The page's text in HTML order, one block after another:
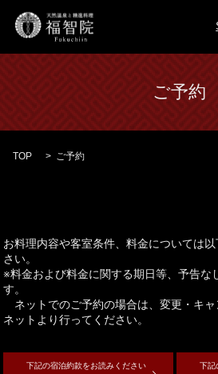
ご予約
TOP ご予約
お料理内容や客室条件、料金については
さい。
※料金および料金に関する期日等、予告な
す。
ネットでのご予約の場合は、変更・キ
ネットより行ってください。
下記の宿泊約款をお読みください 下記